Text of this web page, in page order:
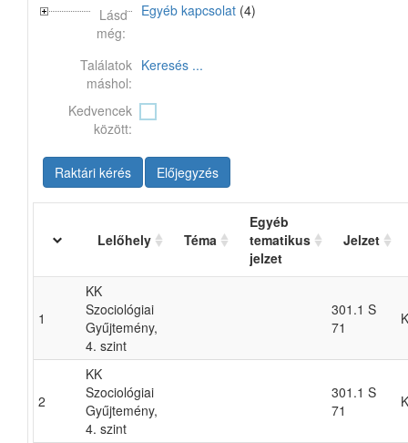
Lásd
még:
Egyéb kapcsolat (4)
Találatok
máshol:
Keresés ...
Kedvencek
között:
Raktári kérés Előjegyzés
Lelőhely Téma
Egyéb
tematikus
jelzet
Jelzet
1
KK
Szociológiai
Gyűjtemény,
4. szint
301.1 S
71
2
KK
Szociológiai
Gyűjtemény,
4. szint
301.1 S
71